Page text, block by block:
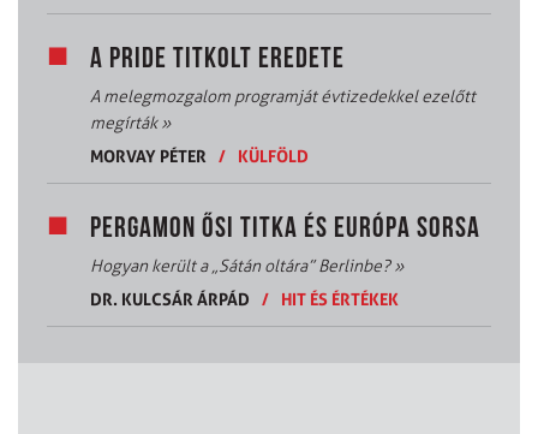
A PRIDE TITKOLT EREDETE
A melegmozgalom programját évtizedekkel ezelőtt
megírták»
MORVAY PÉTER
/ KÜLFÖLD
PERGAMON ŐSI TITKA ÉS EURÓPA SORSA
Hogyan került a „Sátán oltára” Berlinbe?»
DR. KULCSÁR ÁRPÁD
/ HIT ÉS ÉRTÉKEK